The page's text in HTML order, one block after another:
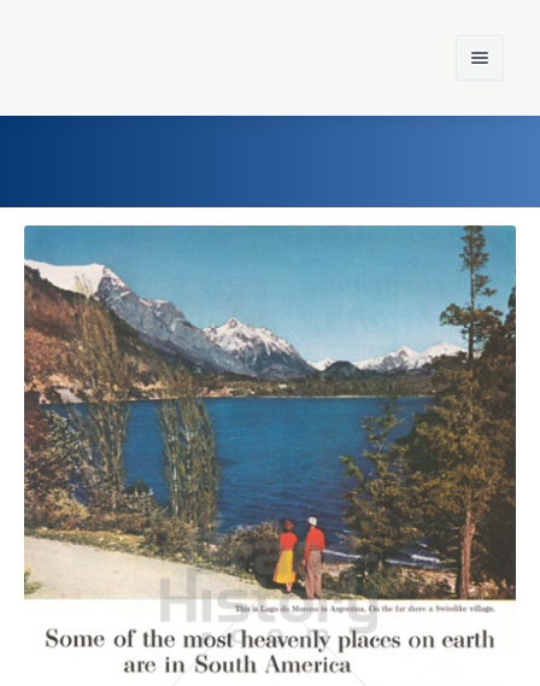
Home
Einst und Heute
Marken
Konzerne
Epoche